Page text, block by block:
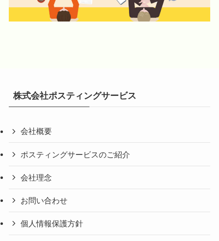
株式会社ポスティングサービス
会社概要
ポスティングサービスのご紹介
会社理念
お問い合わせ
個人情報保護方針